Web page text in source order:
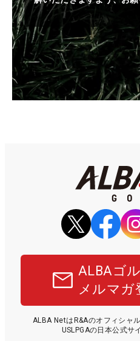
ALBAゴ
メルマガ
ALBA NetはR&Aのオフィシャ
USLPGAの日本公式サ